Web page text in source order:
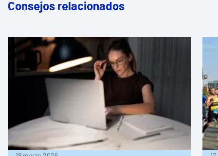
Consejos relacionados